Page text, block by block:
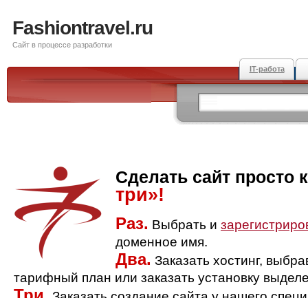
Fashiontravel.ru
Сайт в процессе разработки
IT-работа
Сделать сайт просто
три»!
Раз. Выбрать и
доменное имя.
Два. Заказать хостинг,
тарифный план или заказать установку